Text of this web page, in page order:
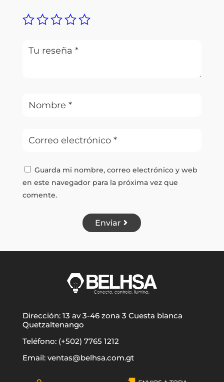
Guarda mi nombre, correo electrónico y web
en este navegador para la próxima vez que
comente.
Enviar
Dirección: 13 av 3-46 zona 3 Cuesta blanca
Quetzaltenango
Teléfono: (+502) 7765 1212
Email: ventas@belhsa.com.gt